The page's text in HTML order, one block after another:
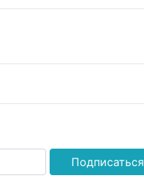
Подписаться